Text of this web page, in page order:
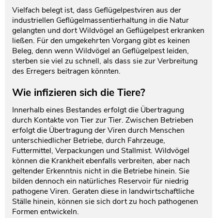
Vielfach belegt ist, dass Geflügelpestviren aus der
industriellen Geflügelmassentierhaltung in die Natur
gelangten und dort Wildvögel an Geflügelpest erkranken
ließen. Für den umgekehrten Vorgang gibt es keinen
Beleg, denn wenn Wildvögel an Geflügelpest leiden,
sterben sie viel zu schnell, als dass sie zur Verbreitung
des Erregers beitragen könnten.
Wie infizieren sich die Tiere?
Innerhalb eines Bestandes erfolgt die Übertragung
durch Kontakte von Tier zur Tier. Zwischen Betrieben
erfolgt die Übertragung der Viren durch Menschen
unterschiedlicher Betriebe, durch Fahrzeuge,
Futtermittel, Verpackungen und Stallmist. Wildvögel
können die Krankheit ebenfalls verbreiten, aber nach
geltender Erkenntnis nicht in die Betriebe hinein. Sie
bilden dennoch ein natürliches Reservoir für niedrig
pathogene Viren. Geraten diese in landwirtschaftliche
Ställe hinein, können sie sich dort zu hoch pathogenen
Formen entwickeln.